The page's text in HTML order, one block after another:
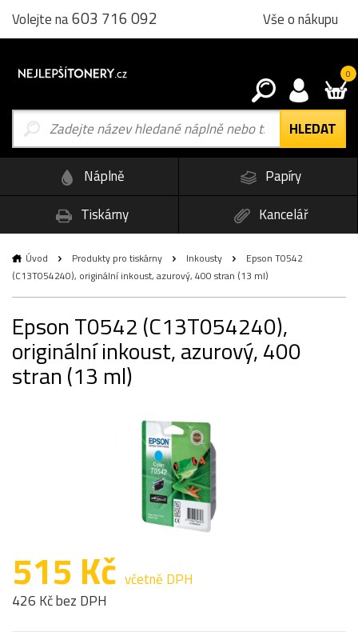
Volejte na603 716 092 Vše o nákupu
0
Náplně
Papíry
Tiskárny
Kancelář
Úvod Produkty pro tiskárny Inkousty
Epson T0542
(C13T054240), originální inkoust, azurový, 400 stran (13 ml)
Epson T0542 (C13T054240),
originální inkoust, azurový, 400
stran (13 ml)
515 Kč včetně DPH
426 Kč bez DPH